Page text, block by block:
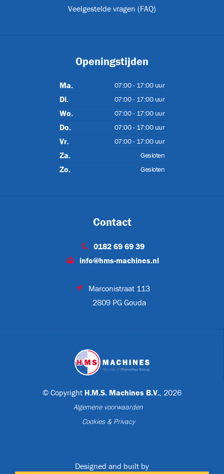
Veelgestelde vragen (FAQ)
Openingstijden
Ma. 07:00 - 17:00 uur
Di. 07:00 - 17:00 uur
Wo. 07:00 - 17:00 uur
Do. 07:00 - 17:00 uur
Vr. 07:00 - 17:00 uur
Za. Gesloten
Zo. Gesloten
Contact
0182 69 69 39
info@hms-machines.nl
Marconistraat 113
2809 PG Gouda
© Copyright H.M.S. Machines B.V. , 2026
Algemene voorwaarden
Cookies & Privacy
Designed and built by